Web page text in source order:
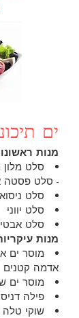
ים תיכוני
מנות
סלט מלון
- סלט פסטה
סלט
סלט יווני
סלט
מנות
מוסר ים
אדמה קטנים
מוסר ים
פילה
שוקי טלה